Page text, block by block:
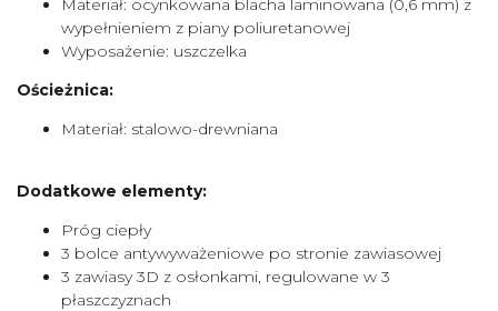
Materiał: ocynkowana blacha laminowana (0,6 mm) z
wypełnieniem z piany poliuretanowej
Wyposażenie: uszczelka
Ościeżnica:
Materiał: stalowo-drewniana
Dodatkowe elementy:
Próg ciepły
3 bolce antywyważeniowe po stronie zawiasowej
3 zawiasy 3D z osłonkami, regulowane w 3
płaszczyznach